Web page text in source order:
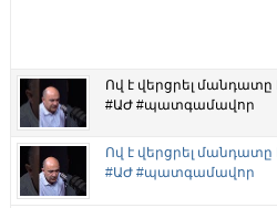
Ով է վերցրել մանդատը
#ԱԺ #պատգամավոր
Ով է վերցրել մանդատը
#ԱԺ #պատգամավոր